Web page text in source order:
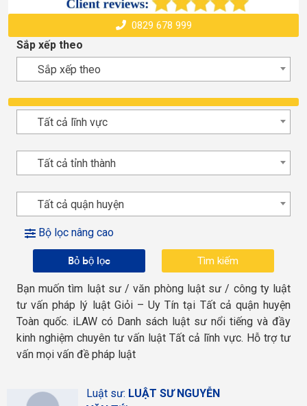
0829 678 999
Sắp xếp theo
Sắp xếp theo
Tất cả lĩnh vực
Tất cả tỉnh thành
Tất cả quận huyện
Bộ lọc nâng cao
Bỏ bộ lọc
Bạn muốn tìm luật sư / văn phòng luật sư / công ty luật
tư vấn pháp lý luật Giỏi – Uy Tín tại Tất cả quận huyện
Toàn quốc. iLAW có Danh sách luật sư nổi tiếng và đầy
kinh nghiệm chuyên tư vấn luật Tất cả lĩnh vực. Hỗ trợ tư
vấn mọi vấn đề pháp luật
Luật sư: LUẬT SƯ NGUYỄN